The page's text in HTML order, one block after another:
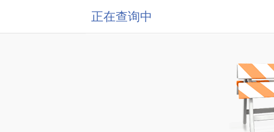
正在查询中